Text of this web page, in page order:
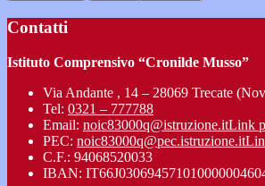
Contatti
Istituto Comprensivo “Cronilde Musso”
Via Andante , 14 – 28069 Trecate
Tel: 0321 – 777788
Email: noic83000q@istruzione.itLink
PEC: noic83000q@pec.istruzione.it
C.F.: 94068520033
IBAN: